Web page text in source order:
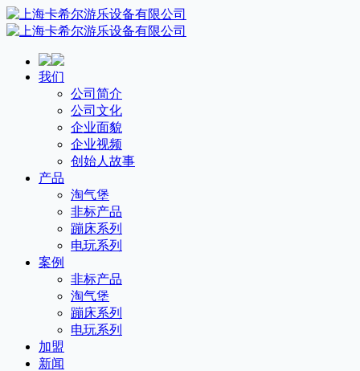
我们
公司简介
公司文化
企业面貌
企业视频
创始人故事
产品
淘气堡
非标产品
蹦床系列
电玩系列
案例
非标产品
淘气堡
蹦床系列
电玩系列
加盟
新闻